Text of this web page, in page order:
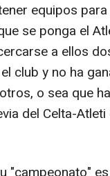
equipos
se ponga el
a ellos
club y no ha
o sea que
del Celta-